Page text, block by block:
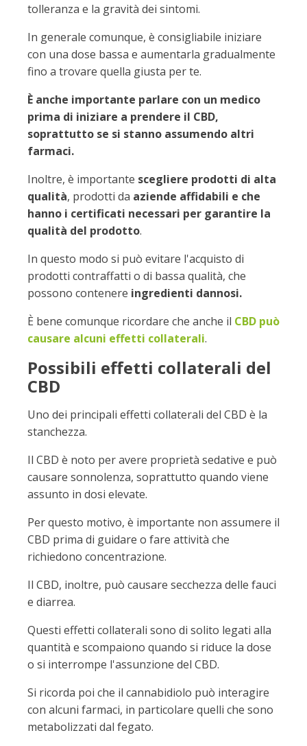
tolleranza e la gravità dei sintomi.
In generale comunque, è consigliabile iniziare
con una dose bassa e aumentarla gradualmente
fino a trovare quella giusta per te.
È anche importante parlare con un medico
prima di iniziare a prendere il CBD,
soprattutto se si stanno assumendo altri
farmaci.
Inoltre, è importante scegliere prodotti di alta
qualità, prodotti da aziende affidabili e che
hanno i certificati necessari per garantire la
qualità del prodotto.
In questo modo si può evitare l'acquisto di
prodotti contraffatti o di bassa qualità, che
possono contenere ingredienti dannosi.
È bene comunque ricordare che anche il CBD può
causare alcuni effetti collaterali.
Possibili effetti collaterali del
CBD
Uno dei principali effetti collaterali del CBD è la
stanchezza.
Il CBD è noto per avere proprietà sedative e può
causare sonnolenza, soprattutto quando viene
assunto in dosi elevate.
Per questo motivo, è importante non assumere il
CBD prima di guidare o fare attività che
richiedono concentrazione.
Il CBD, inoltre, può causare secchezza delle fauci
e diarrea.
Questi effetti collaterali sono di solito legati alla
quantità e scompaiono quando si riduce la dose
o si interrompe l'assunzione del CBD.
Si ricorda poi che il cannabidiolo può interagire
con alcuni farmaci, in particolare quelli che sono
metabolizzati dal fegato.